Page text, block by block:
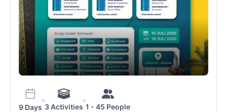
9 Days 3 Activities 1 - 45 People